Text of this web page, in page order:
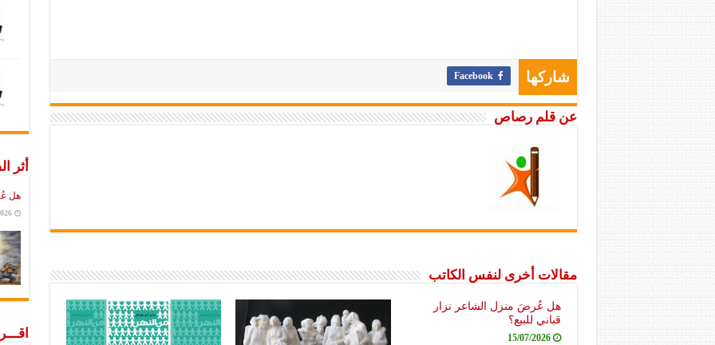
شاركها Facebook
عن قلم رصاص
مقالات أخرى لنفس الكاتب
هل عُرضَ منزل الشاعر نزار
قباني للبيع؟
15/07/2026
أثر
هل